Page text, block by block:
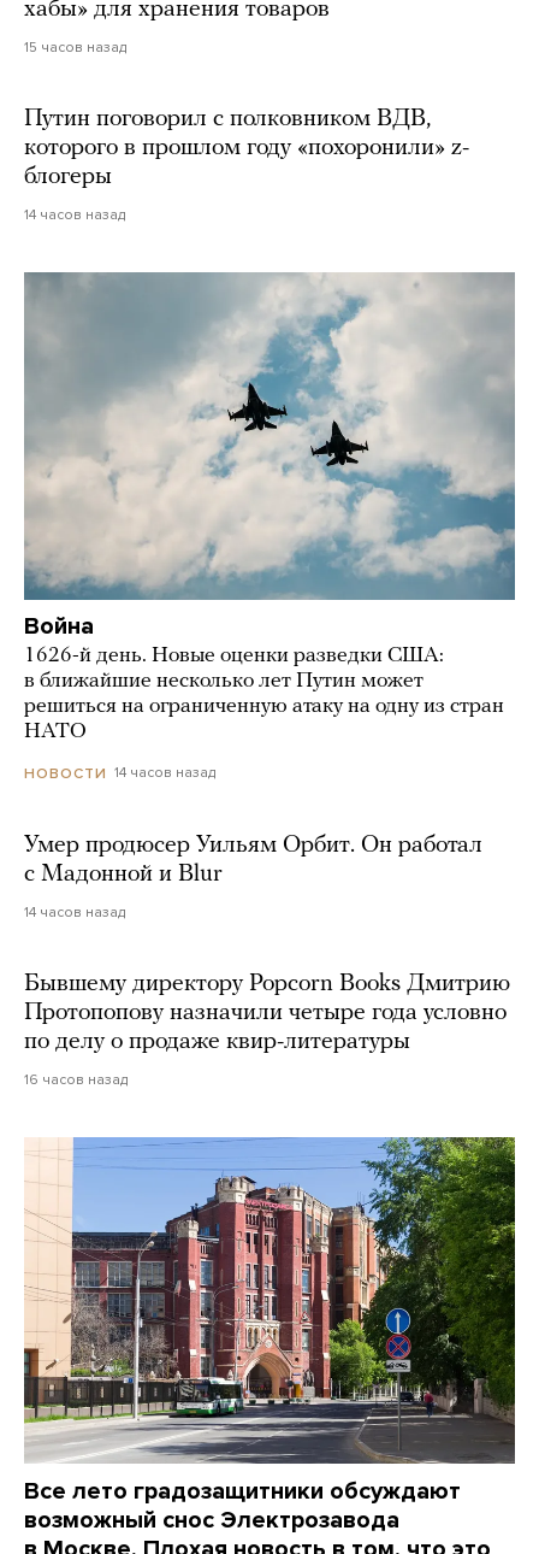
хабы» для хранения товаров
15 часов назад
Путин поговорил с полковником ВДВ,
которого в прошлом году «похоронили» z-
блогеры
14 часов назад
Война
1626-й день. Новые оценки разведки США:
в ближайшие несколько лет Путин может
решиться на ограниченную атаку на одну из стран
НАТО
НОВОСТИ 14 часов назад
Умер продюсер Уильям Орбит. Он работал
с Мадонной и Blur
14 часов назад
Бывшему директору Popcorn Books Дмитрию
Протопопову назначили четыре года условно
по делу о продаже квир-литературы
16 часов назад
Все лето градозащитники обсуждают
возможный снос Электрозавода